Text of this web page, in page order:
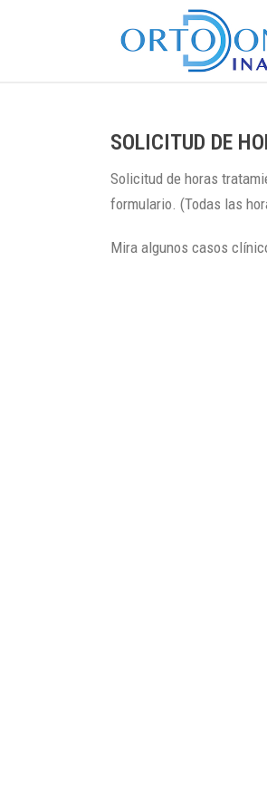
SOLICITUD DE
Solicitud de horas
formulario. (Todas las
Mira algunos casos